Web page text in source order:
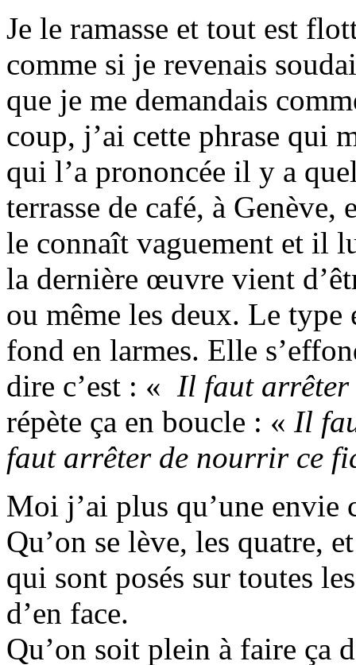
Je le ramasse et tout est
comme si je revenais
que je me demandais
coup, j’ai cette phrase qui
qui l’a prononcée il y a
terrasse de café, à
le connaît vaguement et il
la dernière œuvre vient
ou même les deux. Le type
fond en larmes. Elle
dire c’est : « Il faut
répète ça en boucle : « Il
faut arrêter de nourrir ce
Moi j’ai plus qu’une envie
Qu’on se lève, les quatre,
qui sont posés sur toutes
d’en face.
Qu’on soit plein à faire ça